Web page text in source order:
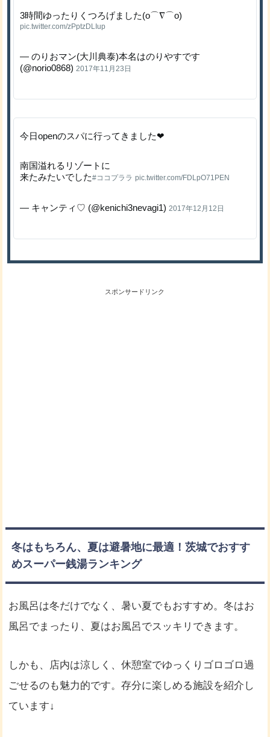
3時間ゆったりくつろげました(o⌒∇⌒o)
pic.twitter.com/zPptzDLIup
— のりおマン(大川典泰)本名はのりやすです
(@norio0868) 2017年11月23日
今日openのスパに行ってきました❤
南国溢れるリゾートに
来たみたいでした#ココプララ pic.twitter.com/FDLpO71PEN
— キャンティ♡ (@kenichi3nevagi1) 2017年12月12日
スポンサードリンク
冬はもちろん、夏は避暑地に最適！茨城でおすす
めスーパー銭湯ランキング
お風呂は冬だけでなく、暑い夏でもおすすめ。冬はお
風呂でまったり、夏はお風呂でスッキリできます。
しかも、店内は涼しく、休憩室でゆっくりゴロゴロ過
ごせるのも魅力的です。存分に楽しめる施設を紹介し
ています↓